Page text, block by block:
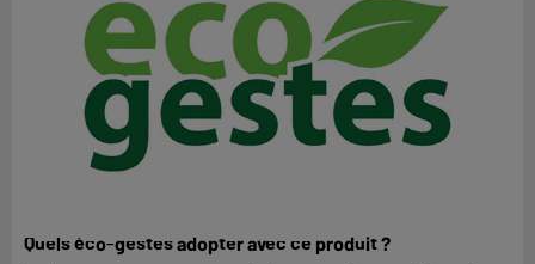
Quels éco-gestes adopter avec ce produit ?